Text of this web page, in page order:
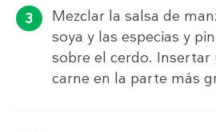
Mezclar la salsa de
soya y las especias y
sobre el cerdo.
carne en la parte más